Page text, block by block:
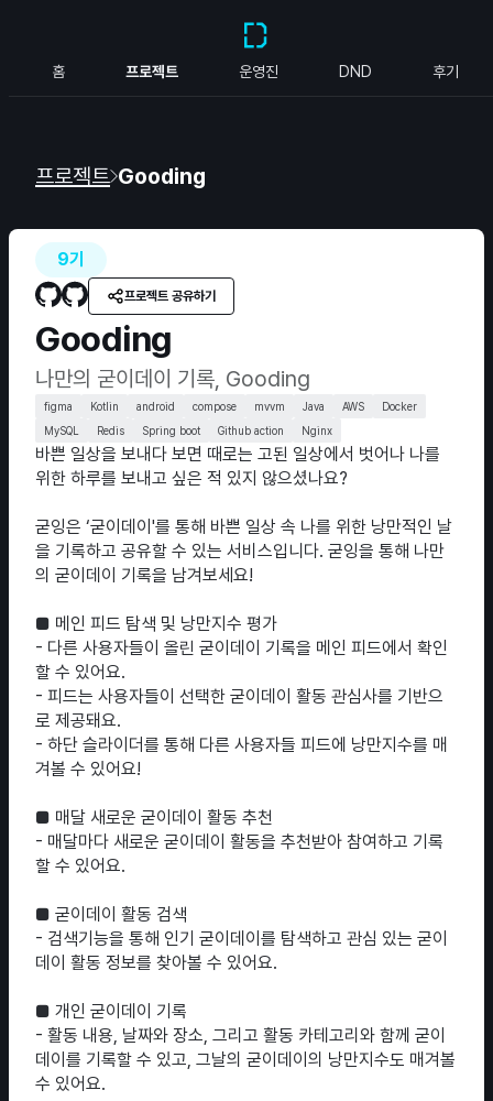
홈 프로젝트 운영진 DND 후기
프로젝트 Gooding
9기
프로젝트 공유하기
Gooding
나만의 굳이데이 기록, Gooding
figma Kotlin android compose mvvm Java AWS
Docker
MySQL
Redis Spring boot Github action Nginx
바쁜 일상을 보내다 보면 때로는 고된 일상에서 벗어나 나를
위한 하루를 보내고 싶은 적 있지 않으셨나요?
굳잉은 ‘굳이데이'를 통해 바쁜 일상 속 나를 위한 낭만적인 날
을 기록하고 공유할 수 있는 서비스입니다. 굳잉을 통해 나만
의 굳이데이 기록을 남겨보세요!
■ 메인 피드 탐색 및 낭만지수 평가
- 다른 사용자들이 올린 굳이데이 기록을 메인 피드에서 확인
할 수 있어요.
- 피드는 사용자들이 선택한 굳이데이 활동 관심사를 기반으
로 제공돼요.
- 하단 슬라이더를 통해 다른 사용자들 피드에 낭만지수를 매
겨볼 수 있어요!
■ 매달 새로운 굳이데이 활동 추천
- 매달마다 새로운 굳이데이 활동을 추천받아 참여하고 기록
할 수 있어요.
■ 굳이데이 활동 검색
- 검색기능을 통해 인기 굳이데이를 탐색하고 관심 있는 굳이
데이 활동 정보를 찾아볼 수 있어요.
■ 개인 굳이데이 기록
- 활동 내용, 날짜와 장소, 그리고 활동 카테고리와 함께 굳이
데이를 기록할 수 있고, 그날의 굳이데이의 낭만지수도 매겨볼
수 있어요.